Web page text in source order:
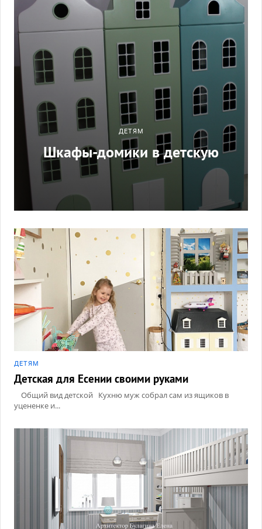
ДЕТЯМ
Шкафы-домики в детскую
ДЕТЯМ
Детская для Есении своими руками
Общий вид детской Кухню муж собрал сам из ящиков в
уцененке и...